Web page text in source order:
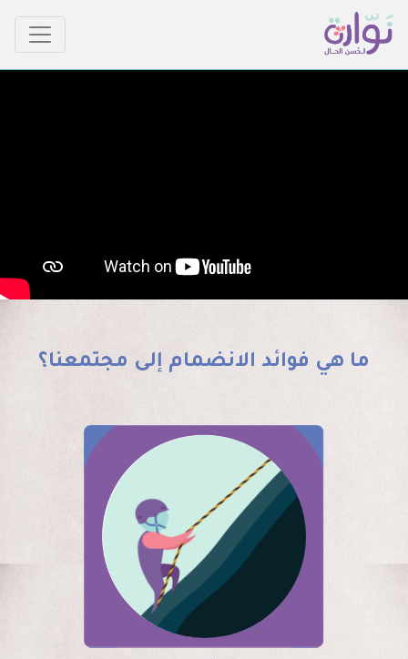
ما هي فوائد الانضمام إلى مجتمعنا؟